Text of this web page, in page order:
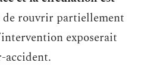
rouvrir partiellement
exposerait
accident.